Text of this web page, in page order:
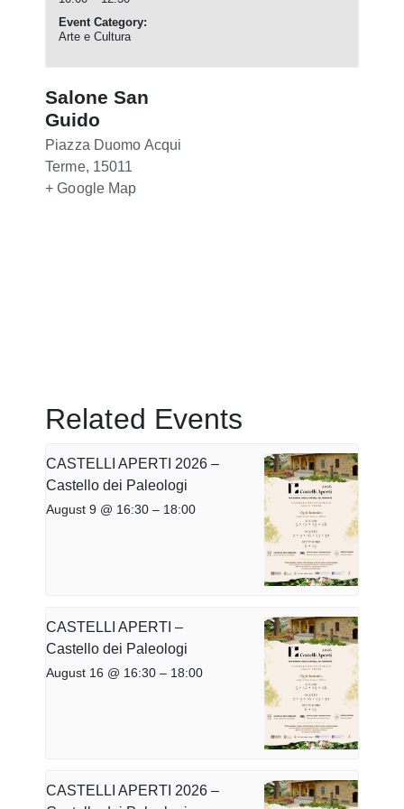
Event Category:
Arte e Cultura
Salone San
Guido
Piazza Duomo Acqui
Terme, 15011
+ Google Map
Related Events
CASTELLI APERTI 2026 –
Castello dei Paleologi
August 9 @ 16:30 – 18:00
CASTELLI APERTI –
Castello dei Paleologi
August 16 @ 16:30 – 18:00
CASTELLI APERTI 2026 –